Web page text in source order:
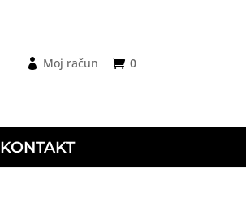
0
Moj račun
KONTAKT